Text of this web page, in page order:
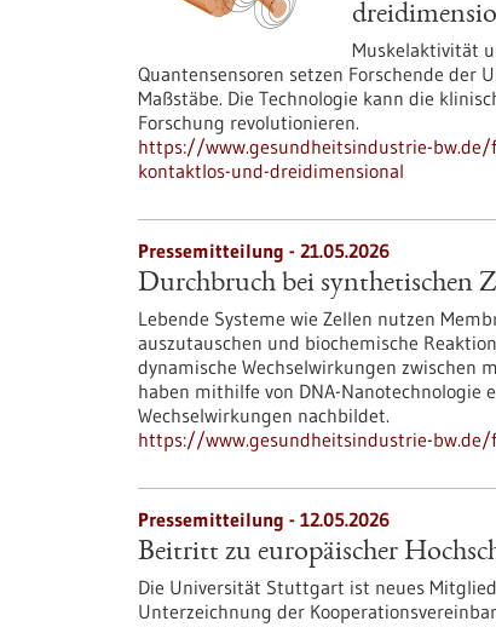
Muskelaktivität
Quantensensoren setzen Forschende
Maßstäbe. Die Technologie kann die
Forschung revolutionieren.
https://www.gesundheitsindustrie-
kontaktlos-und-dreidimensional
Pressemitteilung - 21.05.2026
Durchbruch bei synthetischen
Lebende Systeme wie Zellen nutzen
auszutauschen und biochemische
dynamische Wechselwirkungen zwischen
haben mithilfe von DNA-
Wechselwirkungen nachbildet.
https://www.gesundheitsindustrie-
Pressemitteilung - 12.05.2026
Beitritt zu europäischer
Die Universität Stuttgart ist neues
Unterzeichnung der